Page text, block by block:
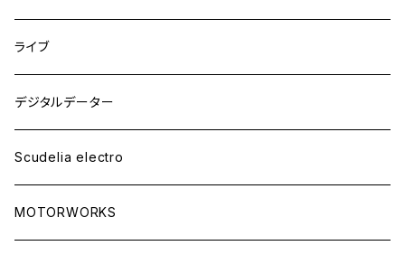
ライブ
デジタルデーター
Scudelia electro
MOTORWORKS